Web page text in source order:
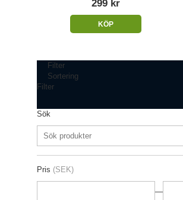
299 kr
KÖP
Filter
Sortering
Filter
Sök
Pris (SEK)
—